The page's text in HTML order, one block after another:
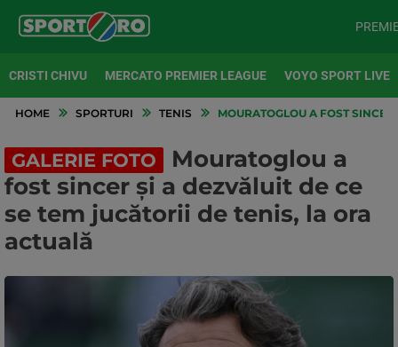
CRISTI CHIVU MERCATO PREMIER LEAGUE VOYO SPORT LIVE
HOME SPORTURI TENIS MOURATOGLOU A FOST
GALERIE FOTO
Mouratoglou a
fost sincer și a dezvăluit de ce
se tem jucătorii de tenis, la ora
actuală